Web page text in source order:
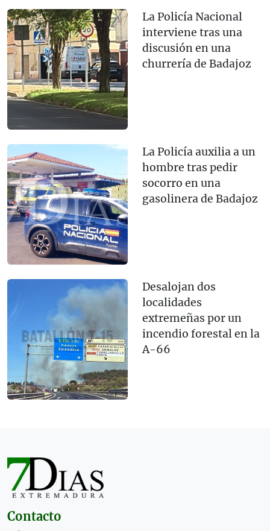
La Policía Nacional
interviene tras una
discusión en una
churrería de Badajoz
La Policía auxilia a un
hombre tras pedir
socorro en una
gasolinera de Badajoz
Desalojan dos
localidades
extremeñas por un
incendio forestal en la
A-66
Contacto